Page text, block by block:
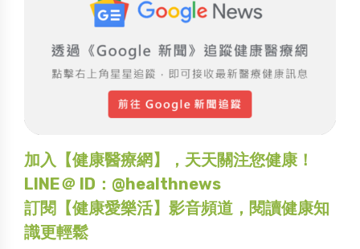
加入【健康醫療網】，天天關注您健康！
LINE＠ ID：@healthnews
訂閱【健康愛樂活】影音頻道，閱讀健康知
識更輕鬆